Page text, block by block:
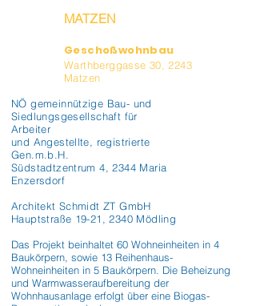
MATZEN
Geschoßwohnbau
Warthberggasse 30, 2243
Matzen
NÖ gemeinnützige Bau- und
Siedlungsgesellschaft für
Arbeiter
und Angestellte, registrierte
Gen.m.b.H.
Südstadtzentrum 4, 2344 Maria
Enzersdorf
Architekt Schmidt ZT GmbH
Hauptstraße 19-21, 2340 Mödling
Das Projekt beinhaltet 60 Wohneinheiten in 4
Baukörpern, sowie 13 Reihenhaus-
Wohneinheiten in 5 Baukörpern. Die Beheizung
und Warmwasseraufbereitung der
Wohnhausanlage erfolgt über eine Biogas-